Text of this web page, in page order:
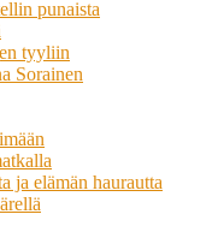
punaista
tyyliin
Sorainen
ja elämän haurautta